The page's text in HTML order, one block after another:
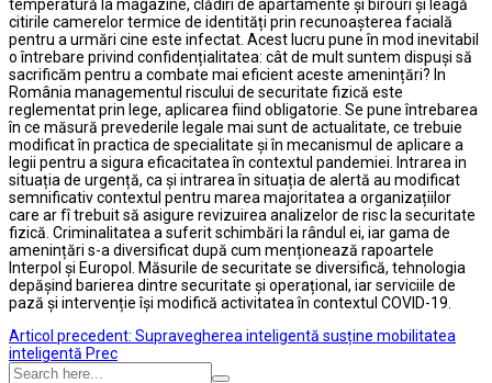
temperatură la magazine, clădiri de apartamente și birouri și leagă
citirile camerelor termice de identități prin recunoașterea facială
pentru a urmări cine este infectat. Acest lucru pune în mod inevitabil
o întrebare privind confidențialitatea: cât de mult suntem dispuși să
sacrificăm pentru a combate mai eficient aceste amenințări? In
România managementul riscului de securitate fizică este
reglementat prin lege, aplicarea fiind obligatorie. Se pune întrebarea
în ce măsură prevederile legale mai sunt de actualitate, ce trebuie
modificat în practica de specialitate și în mecanismul de aplicare a
legii pentru a sigura eficacitatea în contextul pandemiei. Intrarea in
situația de urgență, ca și intrarea în situația de alertă au modificat
semnificativ contextul pentru marea majoritatea a organizațiilor
care ar fî trebuit să asigure revizuirea analizelor de risc la securitate
fizică. Criminalitatea a suferit schimbări la rândul ei, iar gama de
amenințări s-a diversificat după cum menționează rapoartele
Interpol și Europol. Măsurile de securitate se diversifică, tehnologia
depășind barierea dintre securitate și operațional, iar serviciile de
pază și intervenție își modifică activitatea în contextul COVID-19.
Articol precedent: Supravegherea inteligentă susține mobilitatea
inteligentă Prec